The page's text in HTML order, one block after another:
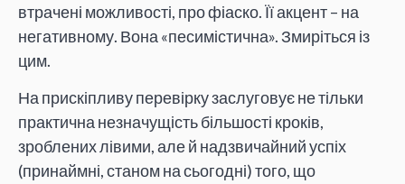
втрачені можливості, про фіаско. Її акцент – на
негативному. Вона «песимістична». Змиріться із
цим.
На прискіпливу перевірку заслуговує не тільки
практична незначущість більшості кроків,
зроблених лівими, але й надзвичайний успіх
(принаймні, станом на сьогодні) того, що